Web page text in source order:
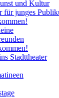
und Kultur
für junges
Stadttheater